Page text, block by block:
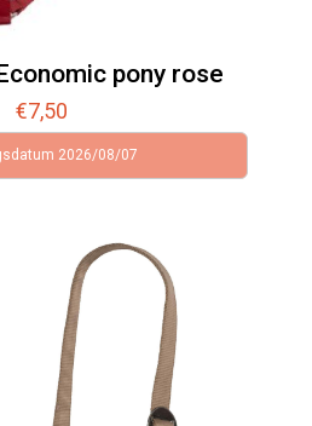
pony rose
€7,50
2026/08/07